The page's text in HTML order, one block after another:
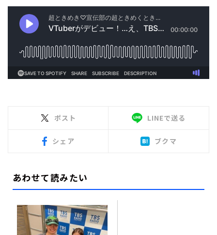
ポスト LINEで送る
シェア ブクマ
あわせて読みたい